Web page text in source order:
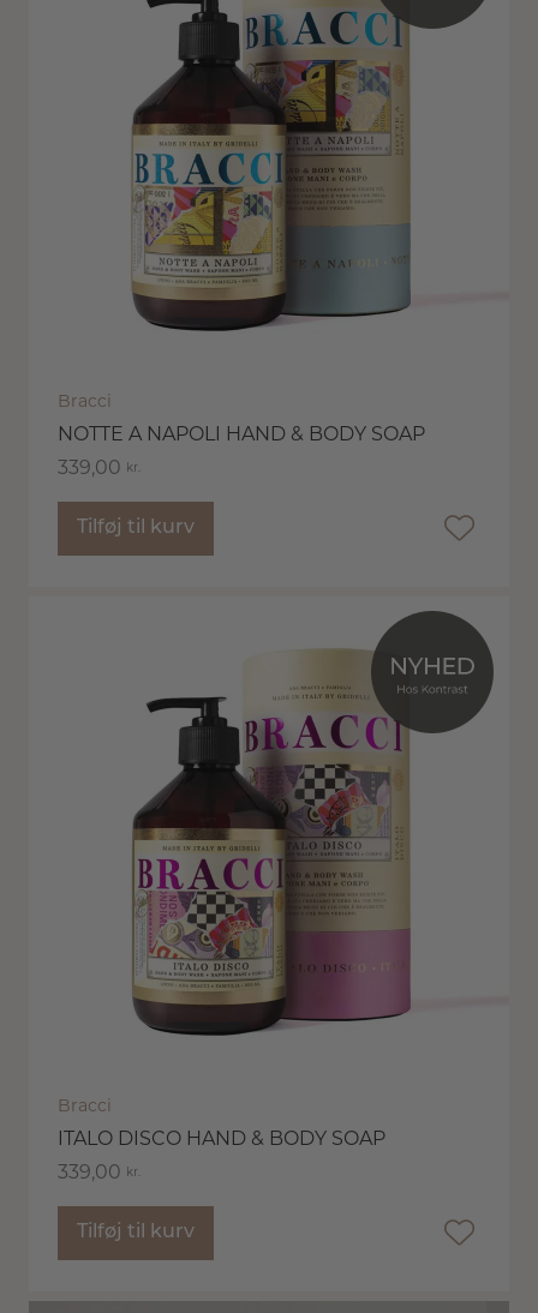
Bracci
NOTTE A NAPOLI HAND & BODY SOAP
339,00 kr.
Tilføj til kurv
Bracci
ITALO DISCO HAND & BODY SOAP
339,00 kr.
Tilføj til kurv